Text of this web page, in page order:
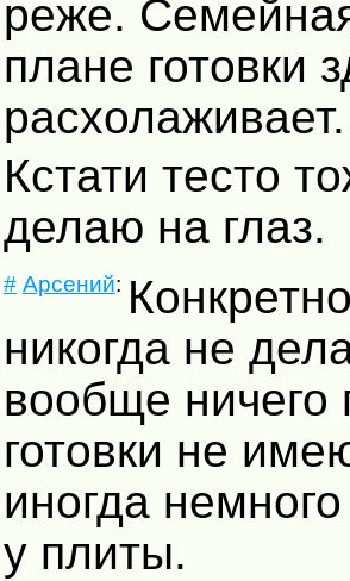
реже.
плане готовки
расхолаживает.
Кстати тесто
делаю на глаз.
# Арсений:
никогда не
вообще ничего
готовки не
иногда
у плиты.